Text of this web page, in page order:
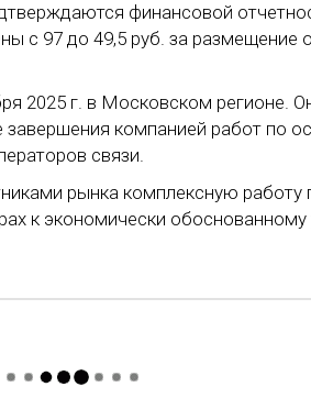
финансовой
с 97 до 49,5 руб. за размещение
2025 г. в Московском регионе.
компанией работ по
связи.
рынка комплексную работу
к экономически